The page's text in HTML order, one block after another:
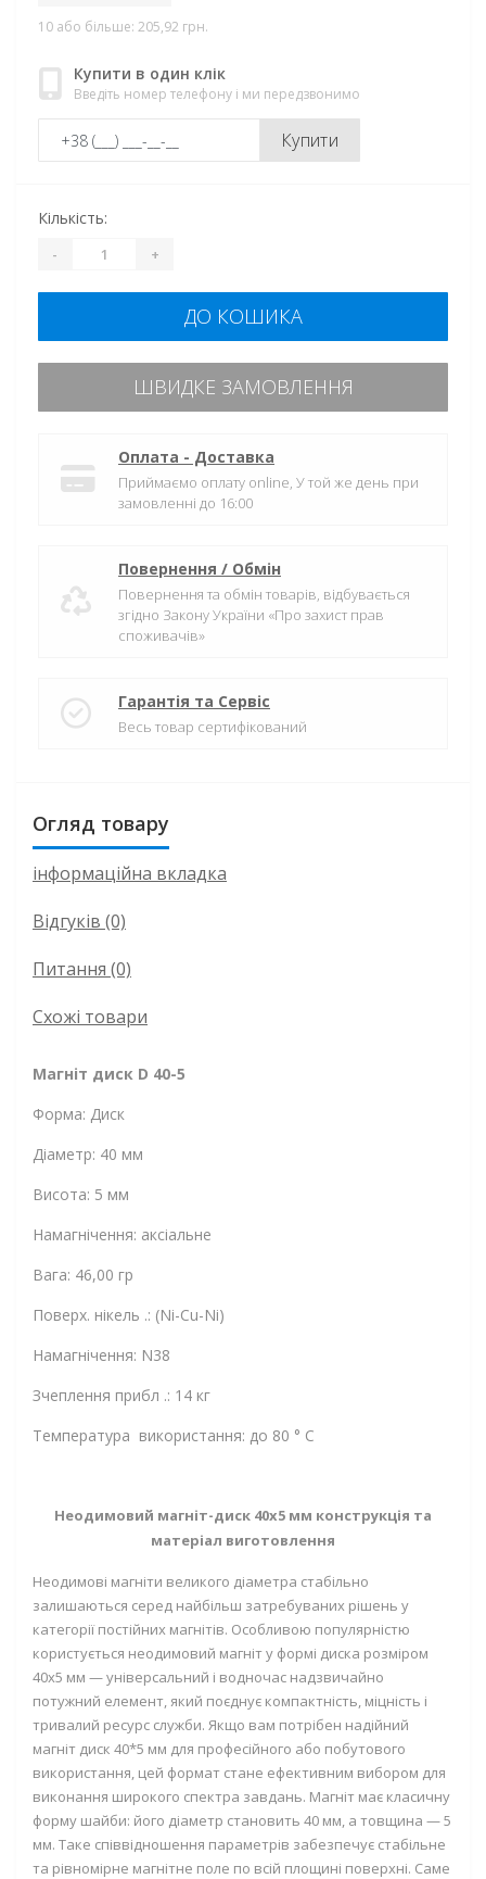
10 або більше: 205,92 грн.
Купити в один клік
Введіть номер телефону і ми передзвонимо
Купити
Кількість:
- +
ДО КОШИКА
ШВИДКЕ ЗАМОВЛЕННЯ
Оплата - Доставка
Приймаємо оплату online, У той же день при
замовленні до 16:00
Повернення / Обмін
Повернення та обмін товарів, відбувається
згідно Закону України «Про захист прав
споживачів»
Гарантія та Сервіс
Весь товар сертифікований
Огляд товару
інформаційна вкладка
Відгуків (0)
Питання (0)
Схожі товари
Магніт диск D 40-5
Форма: Диск
Діаметр: 40 мм
Висота: 5 мм
Намагнічення: аксіальне
Вага: 46,00 гр
Поверх. нікель .: (Ni-Cu-Ni)
Намагнічення: N38
Зчеплення прибл .: 14 кг
Температура використання: до 80 ° C
Неодимовий магніт-диск 40х5 мм конструкція та
матеріал виготовлення
Неодимові магніти великого діаметра стабільно
залишаються серед найбільш затребуваних рішень у
категорії постійних магнітів. Особливою популярністю
користується неодимовий магніт у формі диска розміром
40х5 мм — універсальний і водночас надзвичайно
потужний елемент, який поєднує компактність, міцність і
тривалий ресурс служби. Якщо вам потрібен надійний
магніт диск 40*5 мм для професійного або побутового
використання, цей формат стане ефективним вибором для
виконання широкого спектра завдань. Магніт має класичну
форму шайби: його діаметр становить 40 мм, а товщина — 5
мм. Таке співвідношення параметрів забезпечує стабільне
та рівномірне магнітне поле по всій площині поверхні. Саме